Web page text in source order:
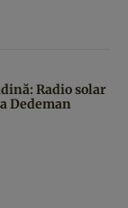
Radio solar
Dedeman